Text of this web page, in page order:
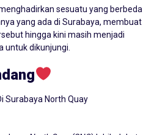
sesuatu yang berbeda
yang ada di Surabaya, membuat
hingga kini masih menjadi
untuk dikunjungi.